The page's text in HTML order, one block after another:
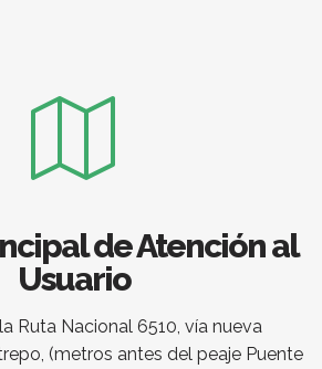
de Atención al
Usuario
Ruta Nacional 6510, vía nueva
(metros antes del peaje Puente